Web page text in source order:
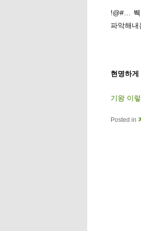
!@#… 붹
파악해내
현명하
기왕 이
Posted in